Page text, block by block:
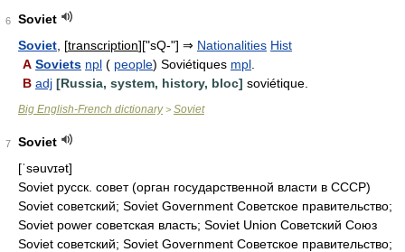
6
Soviet
Soviet , [transcription]["sQ-"] ⇒ Nationalities Hist
A Soviets npl ( people) Soviétiques mpl
B adj [Russia, system, history, bloc] soviétique.
Big English-French dictionary> Soviet
7
Soviet
[ˈsəuvɪət]
Soviet русск. совет (орган государственной власти в СССР)
Soviet советский; Soviet Government Советское правительство;
Soviet power советская власть; Soviet Union Советский Союз
Soviet советский; Soviet Government Советское правительство;